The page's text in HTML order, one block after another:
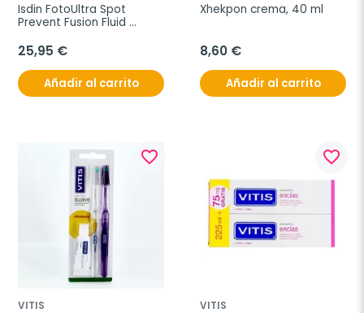
Isdin FotoUltra Spot
Prevent Fusion Fluid
25,95 €
Añadir al carrito
Xhekpon crema, 40 ml
8,60 €
Añadir al carrito
favorite_border
VITIS
favorite_border
VITIS